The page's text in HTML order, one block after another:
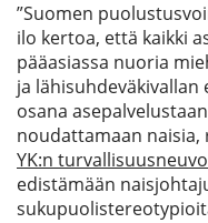
”Suomen
ilo kertoa, että kaikki
pääasiassa nuoria
ja
osana
noudattamaan naisia,
YK:n
edistämään